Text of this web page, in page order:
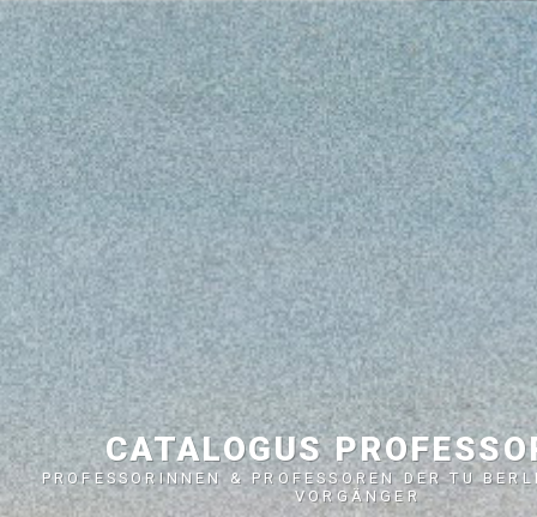
CATALOGUS
PROFESSORINNEN & PROFESSOREN DER TU
VORGÄNGER